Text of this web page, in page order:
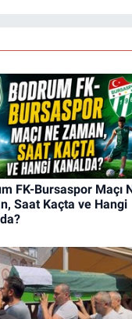
FK-Bursaspor Maçı
Saat Kaçta ve Hangi